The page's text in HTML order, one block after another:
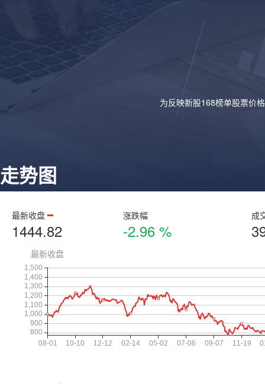
为反映新股168榜单股票价
走势图
最新收盘
1444.82
涨跌幅
-2.96 %
成